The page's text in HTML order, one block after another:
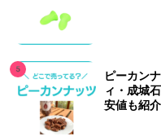
ピーカン
ィ・成城
安値も紹介